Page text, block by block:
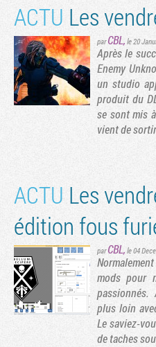
ACTU Les
parCBL, le 20
Après le
Enemy
un studio
produit du
se sont mis
vient de
ACTU Les
édition fous
parCBL, le 04
mods pour
plus loin
Le saviez-
de taches